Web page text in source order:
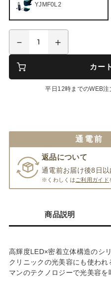
YJMF0L2
カー
平日12時までのWEB
通電前
返品について
通電前お届け後8日以
※くわしくは ご利用ガイド
商品説明
高輝度LED×密着立体構造のシ
クリニックの光美容にも使わ
マンのテクノロジーで光美容を